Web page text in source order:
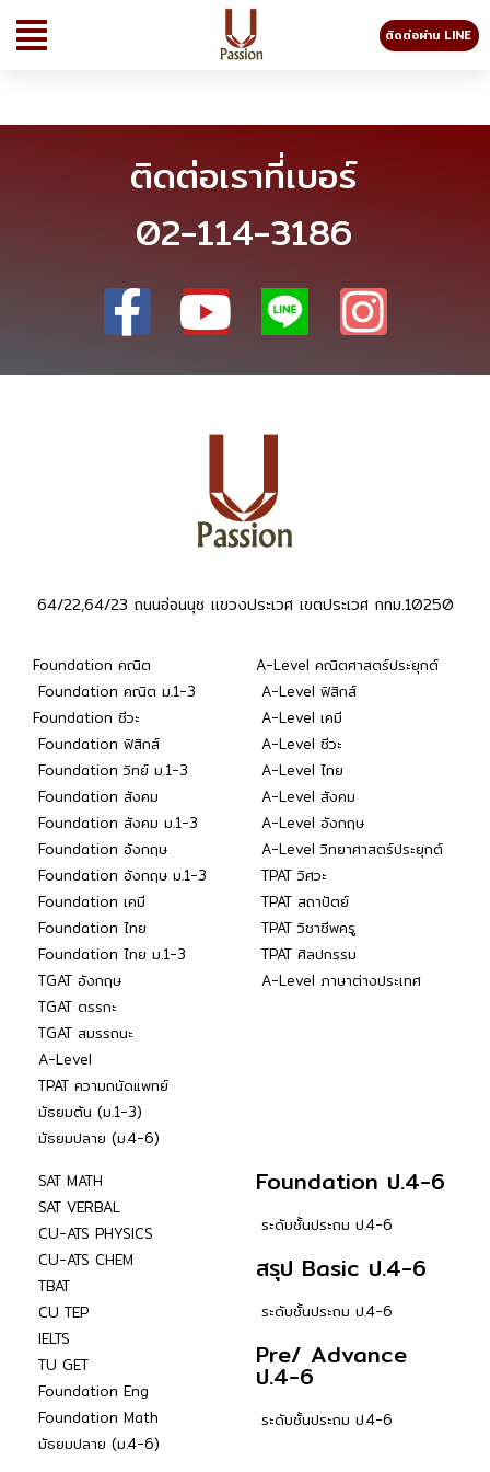
ติดต่อผ่าน LINE
ติดต่อเราที่เบอร์
02-114-3186
64/22,64/23 ถนนอ่อนนุช แขวงประเวศ เขตประเวศ กทม.10250
Foundation คณิต
Foundation คณิต ม.1-3
Foundation ชีวะ
Foundation ฟิสิกส์
Foundation วิทย์ ม.1-3
Foundation สังคม
Foundation สังคม ม.1-3
Foundation อังกฤษ
Foundation อังกฤษ ม.1-3
Foundation เคมี
Foundation ไทย
Foundation ไทย ม.1-3
TGAT อังกฤษ
TGAT ตรรกะ
TGAT สมรรถนะ
A-Level
TPAT ความถนัดแพทย์
มัธยมต้น (ม.1-3)
มัธยมปลาย (ม.4-6)
A-Level คณิตศาสตร์ประยุกต์
A-Level ฟิสิกส์
A-Level เคมี
A-Level ชีวะ
A-Level ไทย
A-Level สังคม
A-Level อังกฤษ
A-Level วิทยาศาสตร์ประยุกต์
TPAT วิศวะ
TPAT สถาปัตย์
TPAT วิชาชีพครู
TPAT ศิลปกรรม
A-Level ภาษาต่างประเทศ
SAT MATH
SAT VERBAL
CU-ATS PHYSICS
CU-ATS CHEM
TBAT
CU TEP
IELTS
TU GET
Foundation Eng
Foundation Math
มัธยมปลาย (ม.4-6)
Foundation ป.4-6
ระดับชั้นประถม ป.4-6
สรุป Basic ป.4-6
ระดับชั้นประถม ป.4-6
Pre/ Advance
ป.4-6
ระดับชั้นประถม ป.4-6